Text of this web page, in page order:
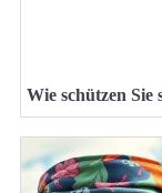
Wie schützen